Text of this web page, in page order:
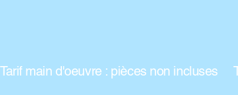
Tarif main d'oeuvre : pièces non incluses